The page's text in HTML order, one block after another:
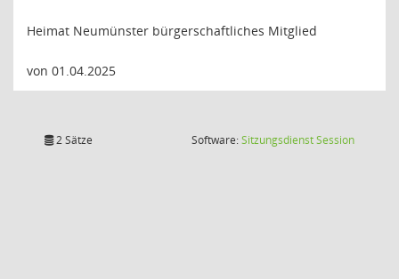
Heimat Neumünster bürgerschaftliches Mitglied
von 01.04.2025
2 Sätze Software:SitzungsdienstSession(Wird in